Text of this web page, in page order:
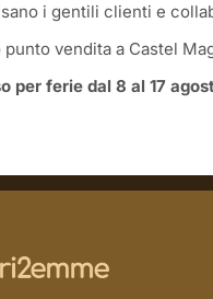
Privacy Policy
INVIA RICHIESTA
i gentili clienti e
punto vendita a Castel
per ferie dal 8 al 17